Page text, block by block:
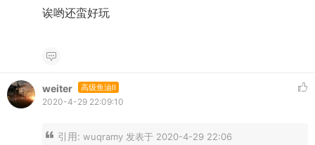
诶哟还蛮好玩
weiter 高级鱼油II
2020-4-29 22:09:10
引用: wuqramy 发表于 2020-4-29 22:06